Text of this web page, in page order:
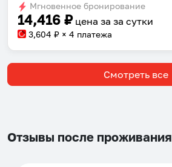
Мгновенное бронирование
14,416 ₽ цена за за сутки
3,604 ₽ × 4 платежа
Смотреть все
Отзывы после проживания